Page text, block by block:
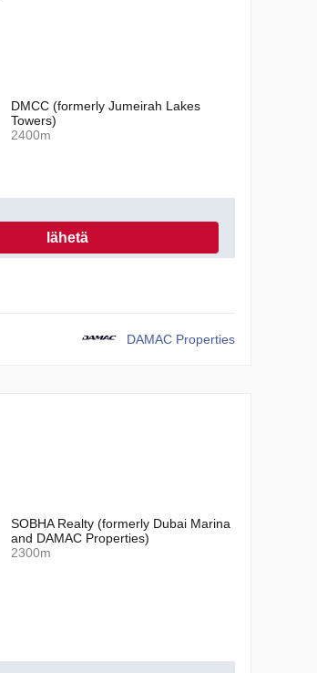
DMCC (formerly Jumeirah Lakes
Towers)
2400m
lähetä
DAMAC Properties
SOBHA Realty (formerly Dubai Marina
and DAMAC Properties)
2300m